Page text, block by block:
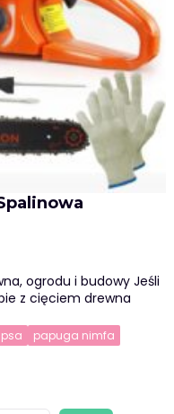
ogrodu i budowy Jeśli
z cięciem drewna
papuga nimfa